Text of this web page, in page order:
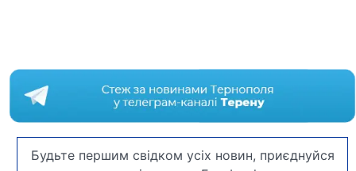
Будьте першим свідком усіх новин, приєднуйся